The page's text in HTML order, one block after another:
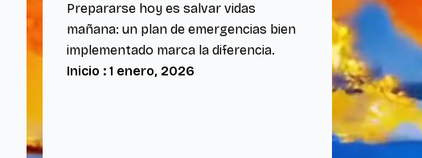
Prepararse hoy es salvar vidas
mañana: un plan de emergencias bien
implementado marca la diferencia.
Inicio : 1 enero, 2026